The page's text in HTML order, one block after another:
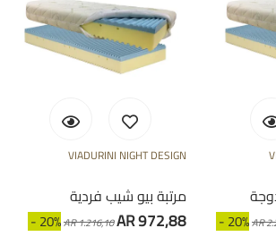
VIADURINI NIGHT DESIGN
مرتبة بيو شيب فردية
- 20%AR 1.216,10AR 972,88 - 20%AR